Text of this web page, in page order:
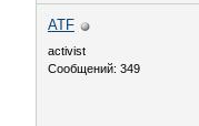
ATF
activist
Сообщений: 349